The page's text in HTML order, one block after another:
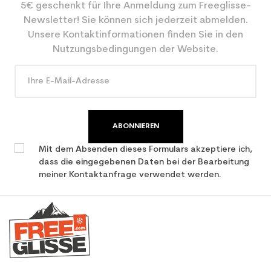
Farbe Blau
CO2-Einsparungen für
den Planeten (in kg)
3.9
5€ geschenkt für Ihre Anmeldung zum Freeglisse-
Newsletter! Sie können sich jederzeit abmelden.
Unsere Kontaktinformationen finden Sie in den
Nutzungsbedingungen der Website.
ABONNIEREN
Mit dem Absenden dieses Formulars akzeptiere ich,
dass die eingegebenen Daten bei der Bearbeitung
meiner Kontaktanfrage verwendet werden.